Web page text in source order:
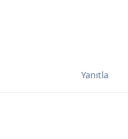
Yanıtla